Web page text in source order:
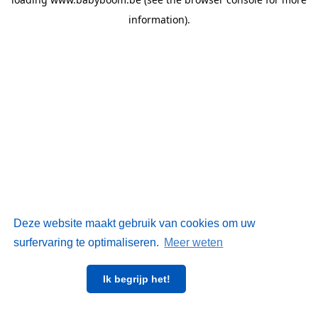
Deze website maakt gebruik van cookies om uw
surfervaring te optimaliseren. Meer weten
Ik begrijp het!
information).